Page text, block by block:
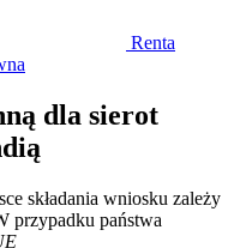
Renta
dla sierot
składania wniosku zależy
przypadku państwa